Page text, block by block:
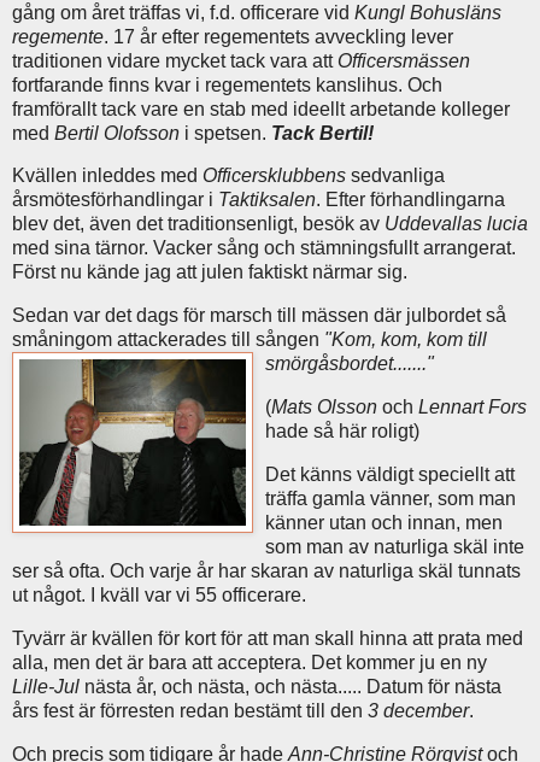
gång om året träffas vi, f.d. officerare vid Kungl Bohusläns
regemente. 17 år efter regementets avveckling lever
traditionen vidare mycket tack vara att Officersmässen
fortfarande finns kvar i regementets kanslihus. Och
framförallt tack vare en stab med ideellt arbetande kolleger
med Bertil Olofsson i spetsen. Tack Bertil!
Kvällen inleddes med Officersklubbens sedvanliga
årsmötesförhandlingar i Taktiksalen. Efter förhandlingarna
blev det, även det traditionsenligt, besök av Uddevallas lucia
med sina tärnor. Vacker sång och stämningsfullt arrangerat.
Först nu kände jag att julen faktiskt närmar sig.
Sedan var det dags för marsch till mässen där julbordet så
småningom attackerades till sången "Kom, kom, kom till
smörgåsbordet......."
(Mats Olsson och Lennart Fors
hade så här roligt)
Det känns väldigt speciellt att
träffa gamla vänner, som man
känner utan och innan, men
som man av naturliga skäl inte
ser så ofta. Och varje år har skaran av naturliga skäl tunnats
ut något. I kväll var vi 55 officerare.
Tyvärr är kvällen för kort för att man skall hinna att prata med
alla, men det är bara att acceptera. Det kommer ju en ny
Lille-Jul nästa år, och nästa, och nästa..... Datum för nästa
års fest är förresten redan bestämt till den 3 december.
Och precis som tidigare år hade Ann-Christine Rörqvistoch